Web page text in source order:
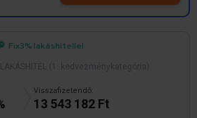
Fix3% lakáshitellel
Visszafizetendő:
13 543 182 Ft